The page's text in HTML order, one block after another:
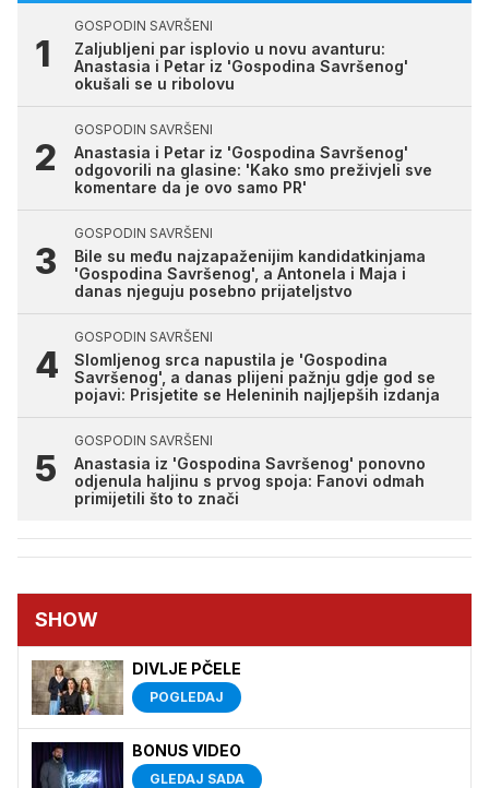
GOSPODIN SAVRŠENI
Zaljubljeni par isplovio u novu avanturu:
Anastasia i Petar iz 'Gospodina Savršenog'
okušali se u ribolovu
GOSPODIN SAVRŠENI
Anastasia i Petar iz 'Gospodina Savršenog'
odgovorili na glasine: 'Kako smo preživjeli sve
komentare da je ovo samo PR'
GOSPODIN SAVRŠENI
Bile su među najzapaženijim kandidatkinjama
'Gospodina Savršenog', a Antonela i Maja i
danas njeguju posebno prijateljstvo
GOSPODIN SAVRŠENI
Slomljenog srca napustila je 'Gospodina
Savršenog', a danas plijeni pažnju gdje god se
pojavi: Prisjetite se Heleninih najljepših izdanja
GOSPODIN SAVRŠENI
Anastasia iz 'Gospodina Savršenog' ponovno
odjenula haljinu s prvog spoja: Fanovi odmah
primijetili što to znači
SHOW
DIVLJE PČELE
POGLEDAJ
BONUS VIDEO
GLEDAJ SADA